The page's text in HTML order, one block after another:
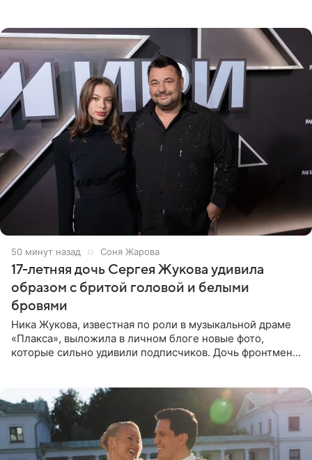
50 минут назад Соня Жарова
17-летняя дочь Сергея Жукова удивила
образом с бритой головой и белыми
бровями
Ника Жукова, известная по роли в музыкальной драме
«Плакса», выложила в личном блоге новые фото,
которые сильно удивили подписчиков. Дочь фронтмена